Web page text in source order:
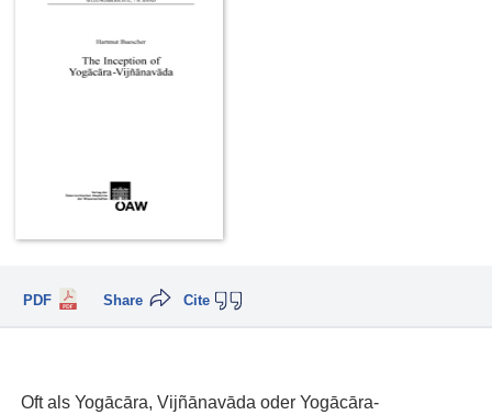
PDF Cite
Share
Oft als Yogācāra, Vijñānavāda oder Yogācāra-